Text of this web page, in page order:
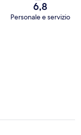
6,8
Personale e servizio